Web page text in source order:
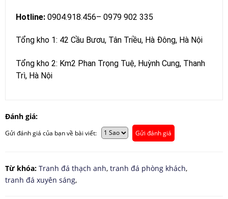
Hotline: 0904.918.456– 0979 902 335
Tổng kho 1: 42 Cầu Bươu, Tân Triều, Hà Đông, Hà Nội
Tổng kho 2: Km2 Phan Trọng Tuệ, Huỳnh Cung, Thanh
Trì, Hà Nội
Đánh giá:
Gửi đánh giá của bạn về bài viết: Gửi đánh giá
Từ khóa: Tranh đá thạch anh, tranh đá phòng khách,
tranh đá xuyên sáng,